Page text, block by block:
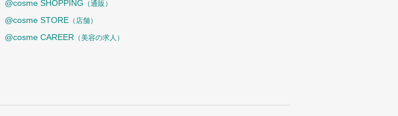
@cosme SHOPPING （通販）
@cosme STORE （店舗）
@cosme CAREER （美容の求人）